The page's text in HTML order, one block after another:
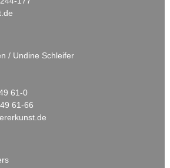
/ Undine Schleifer
61-0
61-66